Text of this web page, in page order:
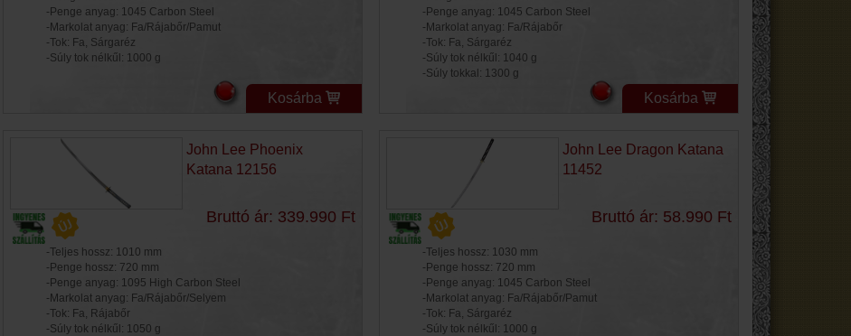
-Penge anyag: 1045 Carbon Steel
-Markolat anyag: Fa/Rájabőr/Pamut
-Tok: Fa, Sárgaréz
-Súly tok nélkűl: 1000 g
Kosárba
-Penge anyag: 1045 Carbon Steel
-Markolat anyag: Fa/Rájabőr
-Tok: Fa, Sárgaréz
-Súly tok nélkűl: 1040 g
-Súly tokkal: 1300 g
Kosárba
John Lee Phoenix
Katana 12156
Bruttó ár: 339.990 Ft
-Teljes hossz: 1010 mm
-Penge hossz: 720 mm
-Penge anyag: 1095 High Carbon Steel
-Markolat anyag: Fa/Rájabőr/Selyem
-Tok: Fa, Rájabőr
-Súly tok nélkűl: 1050 g
John Lee Dragon Katana
11452
Bruttó ár: 58.990 Ft
-Teljes hossz: 1030 mm
-Penge hossz: 720 mm
-Penge anyag: 1045 Carbon Steel
-Markolat anyag: Fa/Rájabőr/Pamut
-Tok: Fa, Sárgaréz
-Súly tok nélkűl: 1000 g